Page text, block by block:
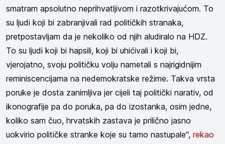
smatram apsolutno neprihvatljivom i razotkrivajućom. To
su ljudi koji bi zabranjivali rad političkih stranaka,
pretpostavljam da je nekoliko od njih aludiralo na HDZ.
To su ljudi koji bi hapsili, koji bi uhićivali i koji bi,
vjerojatno, svoju političku volju nametali s najrigidnijim
reminiscencijama na nedemokratske režime. Takva vrsta
poruke je dosta zanimljiva jer cijeli taj politički narativ, od
ikonografije pa do poruka, pa do izostanka, osim jedne,
koliko sam čuo, hrvatskih zastava je prilično jasno
uokvirio političke stranke koje su tamo nastupale“, rekao